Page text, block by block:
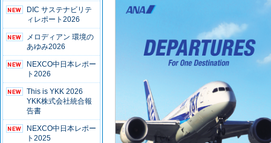
DIC サステナビリテ
ィレポート2026
メロディアン 環境の
あゆみ2026
NEXCO中日本レポー
ト2026
This is YKK 2026
YKK株式会社統合報
告書
NEXCO中日本レポー
ト2025